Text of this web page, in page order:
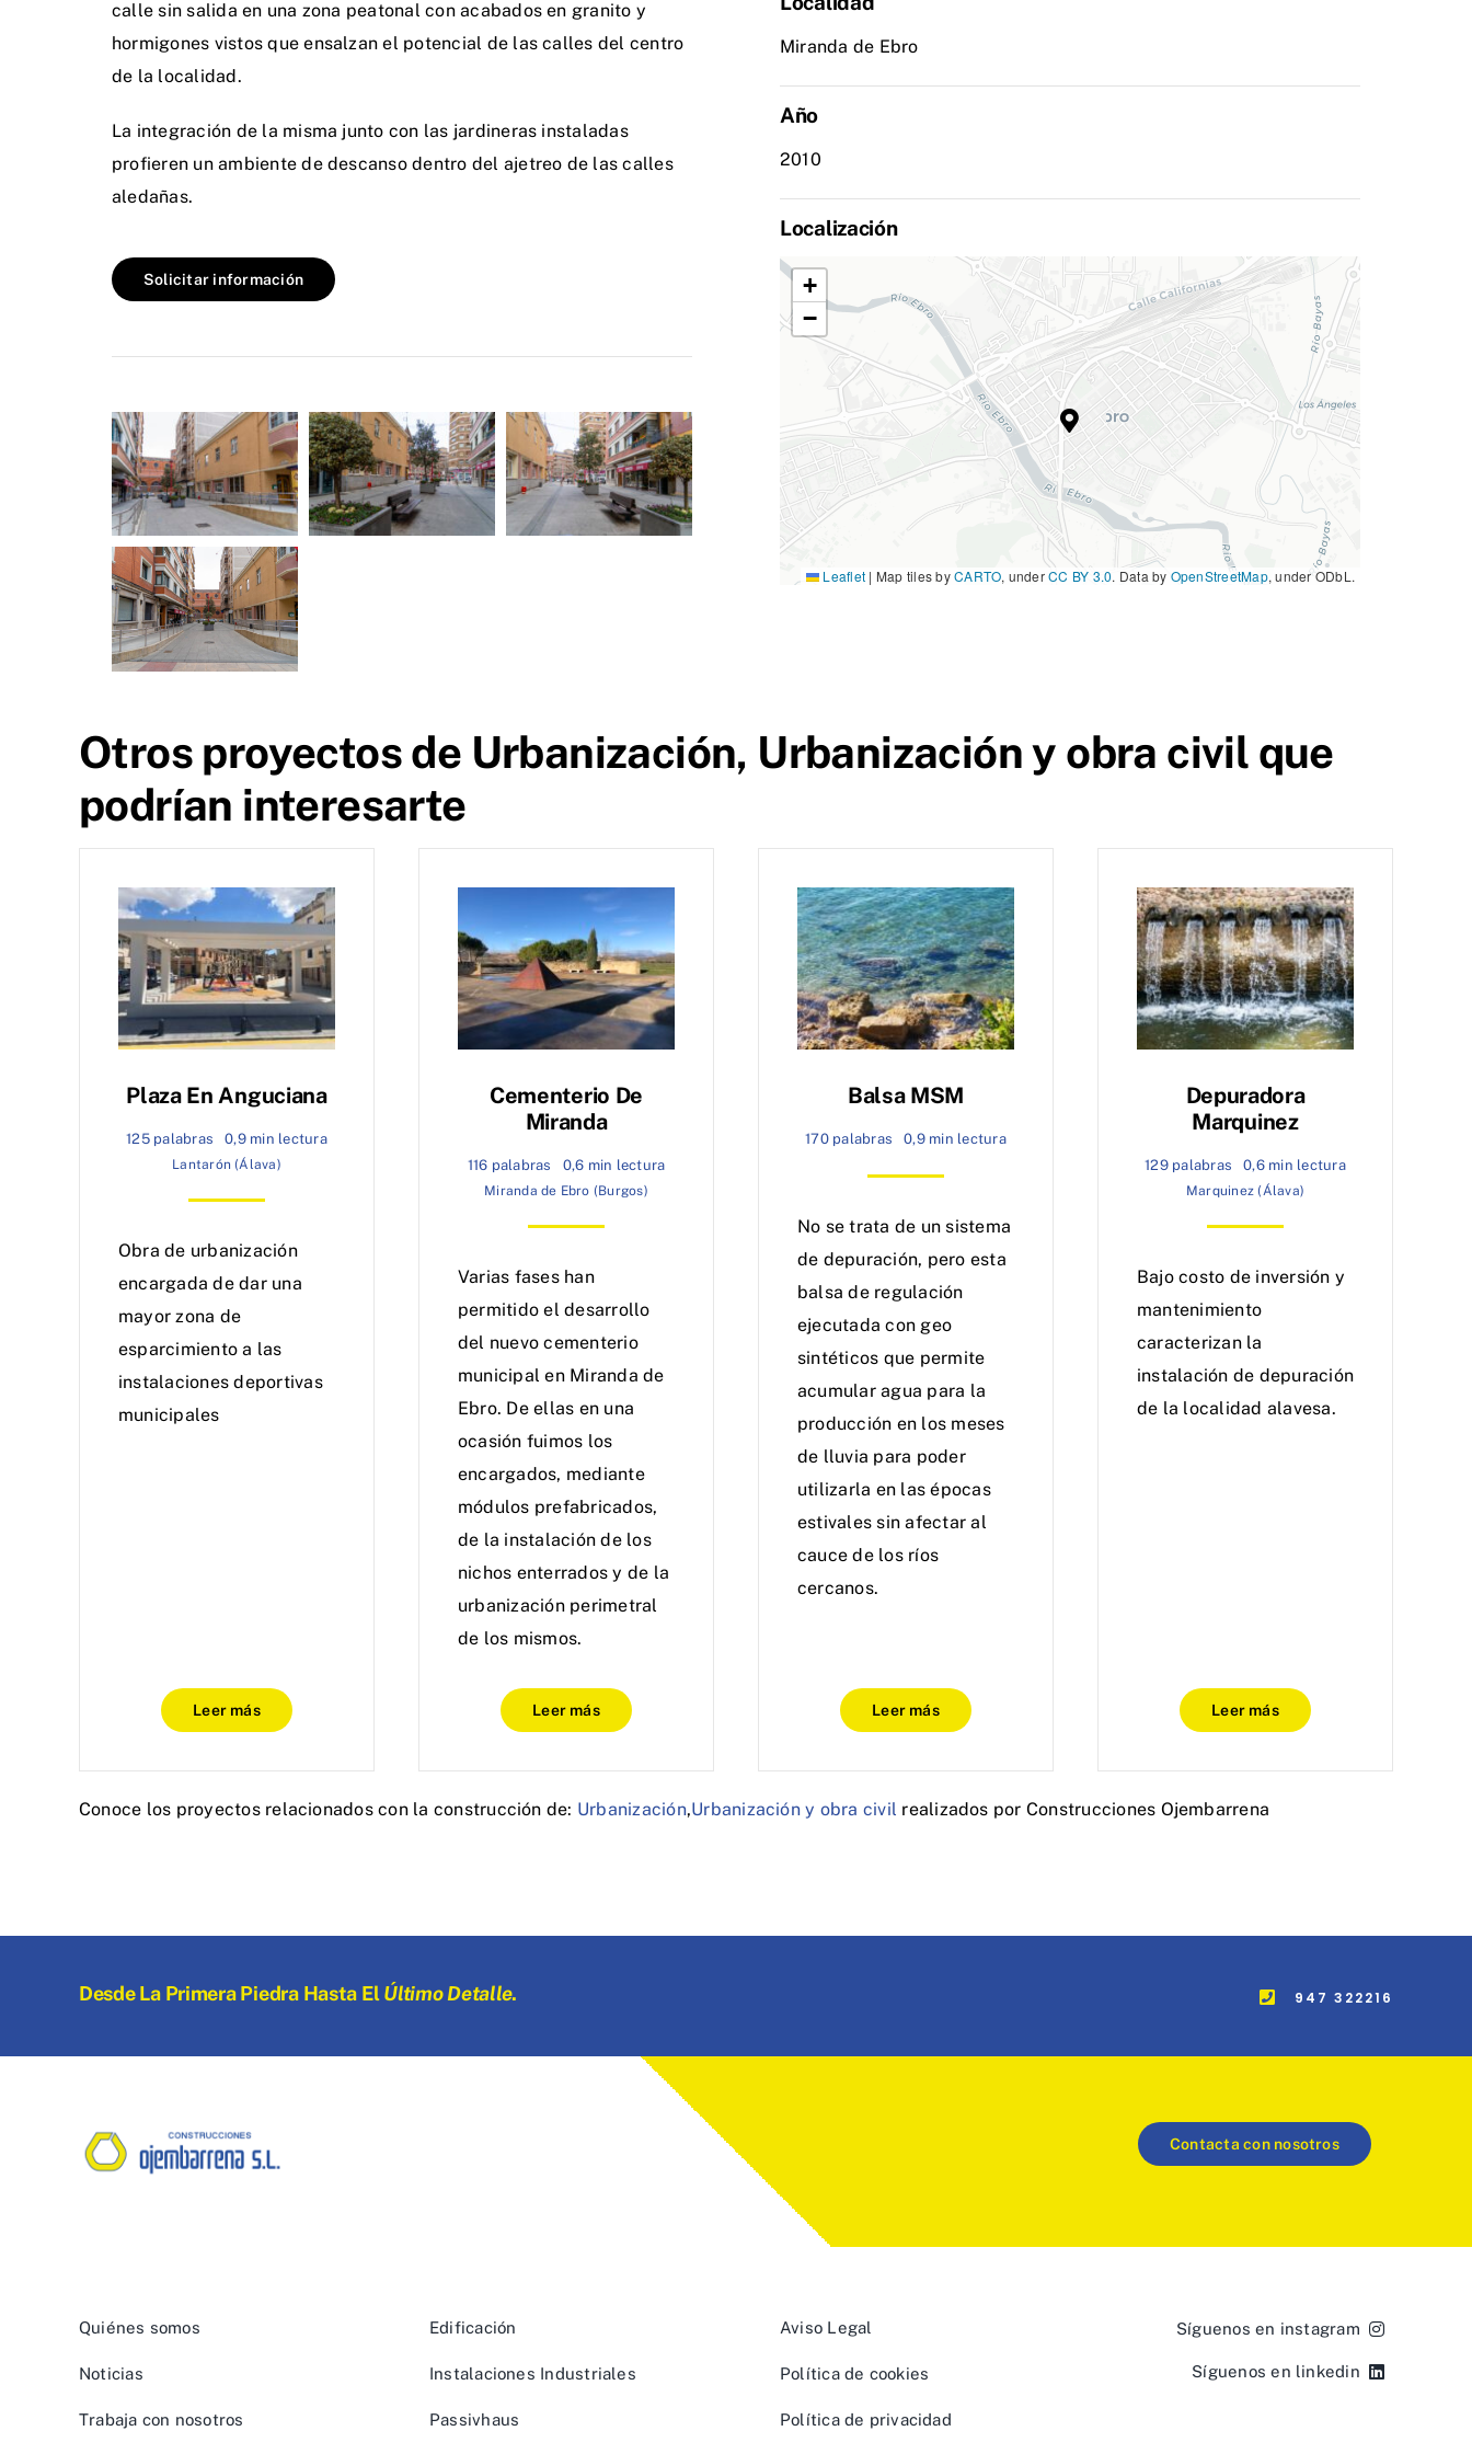
calle sin salida en una zona peatonal con acabados en granito y
hormigones vistos que ensalzan el potencial de las calles del centro
de la localidad.
La integración de la misma junto con las jardineras instaladas
profieren un ambiente de descanso dentro del ajetreo de las calles
aledañas.
Solicitar información
Miranda de Ebro
Año
2010
Localización
+
−
Leaflet | Map tiles byCARTO, underCC BY 3.0. Data by OpenStreetMap, under ODbL.
Otros proyectos de Urbanización, Urbanización y obra civil que
podrían interesarte
Plaza En Anguciana
125 palabras 0,9 min lectura
Lantarón (Álava)
Obra de urbanización
encargada de dar una
mayor zona de
esparcimiento a las
instalaciones deportivas
municipales
Leer más
Cementerio De
Miranda
116 palabras 0,6 min lectura
Miranda de Ebro (Burgos)
Varias fases han
permitido el desarrollo
del nuevo cementerio
municipal en Miranda de
Ebro. De ellas en una
ocasión fuimos los
encargados, mediante
módulos prefabricados,
de la instalación de los
nichos enterrados y de la
urbanización perimetral
de los mismos.
Leer más
Balsa MSM
170 palabras 0,9 min lectura
No se trata de un sistema
de depuración, pero esta
balsa de regulación
ejecutada con geo
sintéticos que permite
acumular agua para la
producción en los meses
de lluvia para poder
utilizarla en las épocas
estivales sin afectar al
cauce de los ríos
cercanos.
Leer más
Depuradora
Marquinez
129 palabras 0,6 min lectura
Marquinez (Álava)
Bajo costo de inversión y
mantenimiento
caracterizan la
instalación de depuración
de la localidad alavesa.
Leer más
Conoce los proyectos relacionados con la construcción de: Urbanización,Urbanización y obra civil realizados por Construcciones Ojembarrena
Desde La Primera Piedra Hasta ElÚltimo Detalle. 947 322216
Contacta con nosotros
Quiénes somos
Noticias
Trabaja con nosotros
Edificación
Instalaciones Industriales
Passivhaus
Aviso Legal
Política de cookies
Política de privacidad
Síguenos en instagram
Síguenos en linkedin